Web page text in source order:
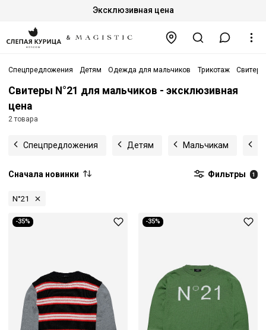
Эксклюзивная цена
Спецпредложения Детям Одежда для мальчиков Трикотаж Свитеры
Свитеры N°21 для мальчиков - эксклюзивная
цена
2 товара
Спецпредложения Детям Мальчикам
Сначала новинки Фильтры 1
N°21
-35% -35%